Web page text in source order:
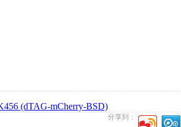
(dTAG-mCherry-BSD)
分享到：